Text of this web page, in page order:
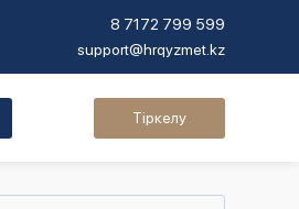
8 7172 799 599
support@hrqyzmet.kz
Тіркелу